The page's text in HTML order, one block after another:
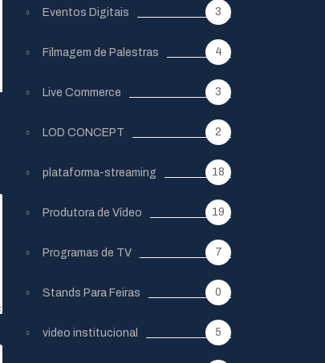
Eventos Digitais 3
Filmagem de Palestras 4
Live Commerce 3
LOD CONCEPT 2
plataforma-streaming 18
Produtora de Vídeo 19
Programas de TV 7
Stands Para Feiras 0
video institucional 5